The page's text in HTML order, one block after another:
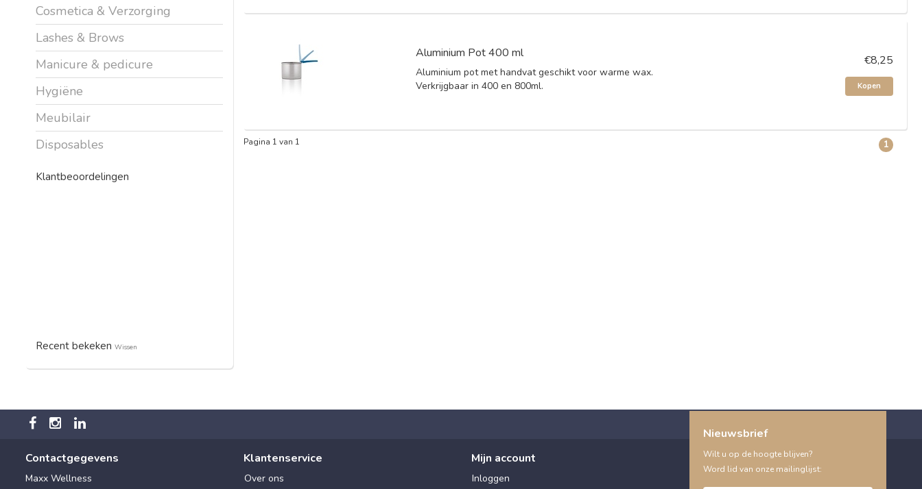
Cosmetica & Verzorging
Lashes & Brows
Manicure & pedicure
Hygiëne
Meubilair
Disposables
Klantbeoordelingen
Recent bekeken Wissen
Aluminium Pot 400 ml
Aluminium pot met handvat geschikt voor warme wax.
Verkrijgbaar in 400 en 800ml.
€8,25
Kopen
Pagina 1 van 1 1
Contactgegevens
Maxx Wellness
Klantenservice
Over ons
Mijn account
Inloggen
Nieuwsbrief
Wilt u op de hoogte blijven?
Word lid van onze mailinglijst: